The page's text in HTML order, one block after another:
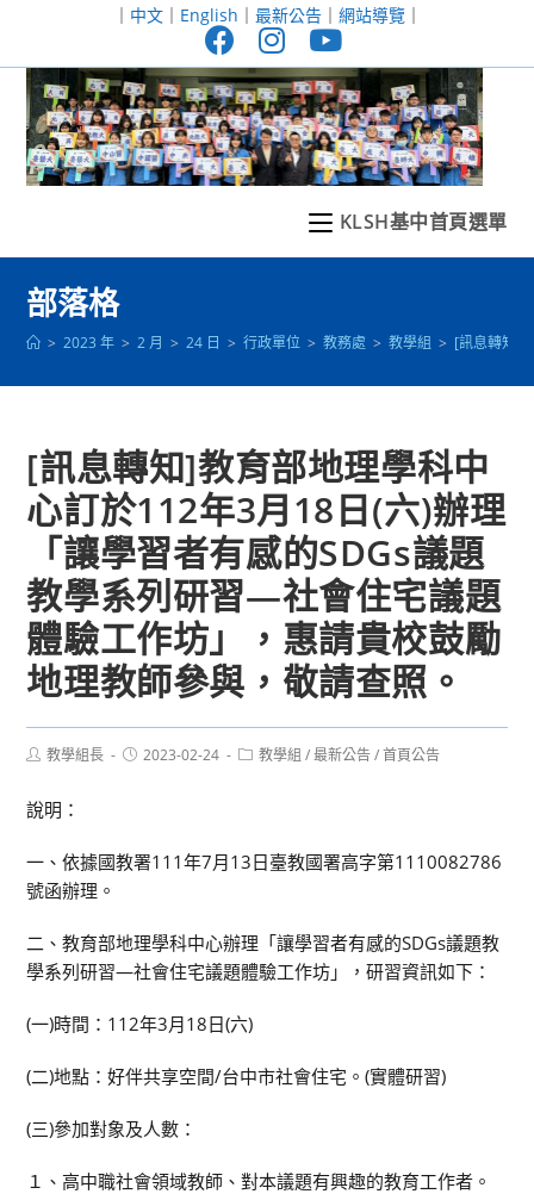
至
｜ 中文｜ English ｜ 最新公告｜ 網站導覽｜
KLSH基中首頁選單
部落格
> 2023 年 > 2 月 > 24 日 > 行政單位 > 教務處 > 教學組 > [訊息轉知]
[訊息轉知]教育部地理學科中
心訂於112年3月18日(六)辦理
「讓學習者有感的SDGs議題
教學系列研習—社會住宅議題
體驗工作坊」，惠請貴校鼓勵
地理教師參與，敬請查照。
Post教學組長
Post2023-02-24
Post教學組 / 最新公告 / 首頁公告
說明：
一、依據國教署111年7月13日臺教國署高字第1110082786
號函辦理。
二、教育部地理學科中心辦理「讓學習者有感的SDGs議題教
學系列研習—社會住宅議題體驗工作坊」，研習資訊如下：
(一)時間：112年3月18日(六)
(二)地點：好伴共享空間/台中市社會住宅。(實體研習)
(三)參加對象及人數：
１、高中職社會領域教師、對本議題有興趣的教育工作者。